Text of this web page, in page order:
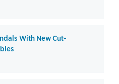
With New Cut-